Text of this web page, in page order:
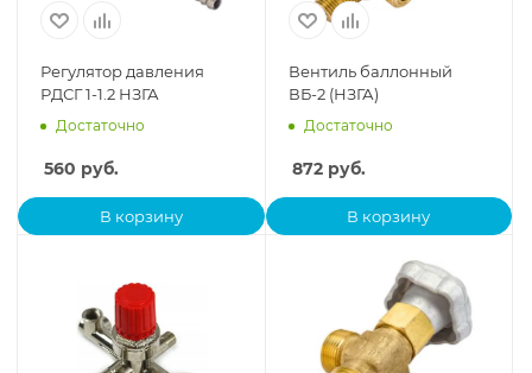
Регулятор давления
РДСГ 1-1.2 НЗГА
Достаточно
560 руб.
В корзину
Вентиль баллонный
ВБ-2 (НЗГА)
Достаточно
872руб.
В корзину